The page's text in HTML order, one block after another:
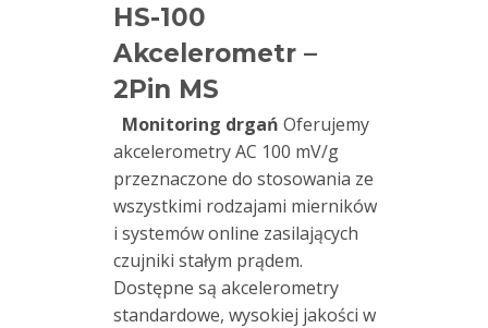
Prędkość
Akcelerometry
Czujniki
Typ
złącza
HS-100
Akcelerometr –
2Pin MS
Monitoring drgań Oferujemy
akcelerometry AC 100 mV/g
przeznaczone do stosowania ze
wszystkimi rodzajami mierników
i systemów online zasilających
czujniki stałym prądem.
Dostępne są akcelerometry
standardowe, wysokiej jakości w